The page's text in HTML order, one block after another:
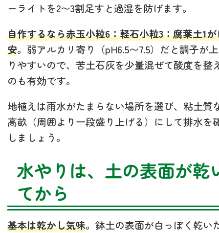
ーライトを2〜3割足すと過湿を防げます。
自作するなら赤玉小粒6：軽石小粒3：腐葉土1
安。弱アルカリ寄り（pH6.5〜7.5）だと調子が
りやすいので、苦土石灰を少量混ぜて酸度を整
のも有効です。
地植えは雨水がたまらない場所を選び、粘土質
高畝（周囲より一段盛り上げる）にして排水を
しましょう。
水やりは、土の表面が乾
てから
基本は乾かし気味。鉢土の表面が白っぽく乾い